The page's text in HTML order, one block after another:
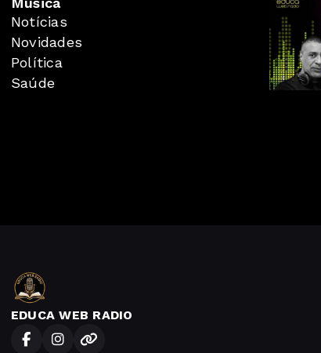
Notícias
Novidades
Política
Saúde
EDUCA WEB RADIO